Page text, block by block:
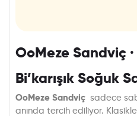
OoMeze Sandviç
Bi’karışık Soğuk
OoMeze Sandviç sadece
anında tercih ediliyor.